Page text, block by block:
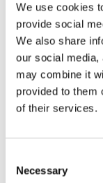
We use cookies
provide social
We also share
our social media,
may combine it
provided to them
of their services.
Selection
Necessary
très vaste
municipalités,
Padoue et
Articles: